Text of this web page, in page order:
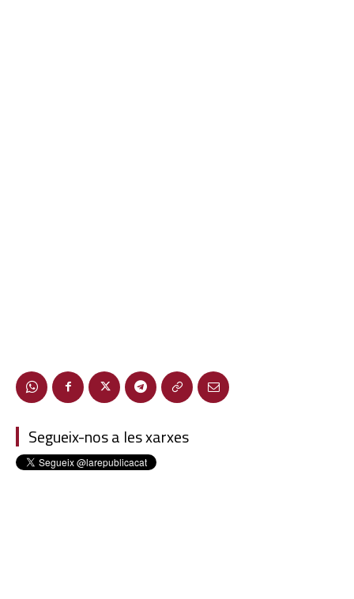
Segueix-nos a les xarxes